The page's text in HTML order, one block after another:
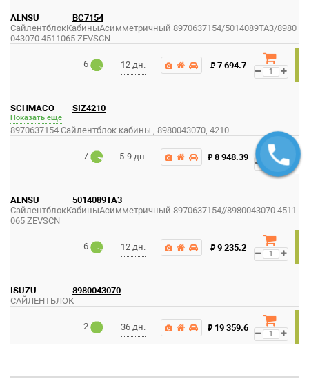
ALNSU
BC7154
СайлентблокКабиныАсимметричный 8970637154/5014089TA3/8980
043070 4511065 ZEVSCN
6 12 дн. ₽7 694.7
SCHMACO
Показать еще
SIZ4210
8970637154 Сайлентблок кабины , 8980043070, 4210
7 5-9 дн. ₽ 8 948.39
ALNSU
5014089TA3
СайлентблокКабиныАсимметричный 8970637154//8980043070 4511
065 ZEVSCN
6 12 дн. ₽9 235.2
ISUZU
8980043070
САЙЛЕНТБЛОК
2 36 дн. ₽ 19 359.6